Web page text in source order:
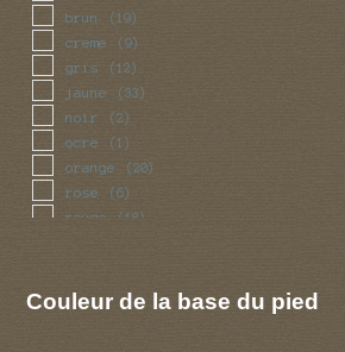
brun (19)
creme (9)
gris (12)
jaune (33)
noir (2)
ocre (1)
orange (20)
rose (6)
rouge (18)
Couleur de la base du pied